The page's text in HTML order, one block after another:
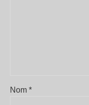
Nom *